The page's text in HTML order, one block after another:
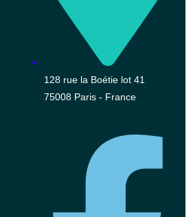
128 rue la Boétie lot 41
75008 Paris - France